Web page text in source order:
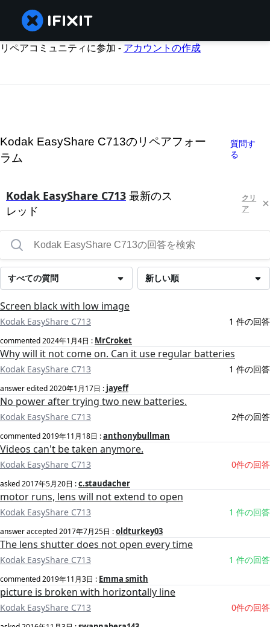
リペアコミュニティに参加 - アカウントの作成
Kodak EasyShare C713のリペアフォー
ラム
質問す
る
Kodak EasyShare C713 最新のス
レッド
クリ
ア
新しい順
すべての質問
Screen black with low image
Kodak EasyShare C713 1 件の回答
commented2024年1月4日 : MrCroket
Why will it not come on. Can it use regular batteries
Kodak EasyShare C713 1 件の回答
answer edited2020年1月17日 : jayeff
No power after trying two new batteries.
Kodak EasyShare C713 2件の回答
commented2019年11月18日 :anthonybullman
Videos can't be taken anymore.
Kodak EasyShare C713 0件の回答
asked2017年5月20日 :c.staudacher
motor runs, lens will not extend to open
Kodak EasyShare C713 1 件の回答
answer accepted2017年7月25日 :oldturkey03
The lens shutter does not open every time
Kodak EasyShare C713 1 件の回答
commented2019年11月3日 : Emma smith
picture is broken with horizontally line
Kodak EasyShare C713 0件の回答